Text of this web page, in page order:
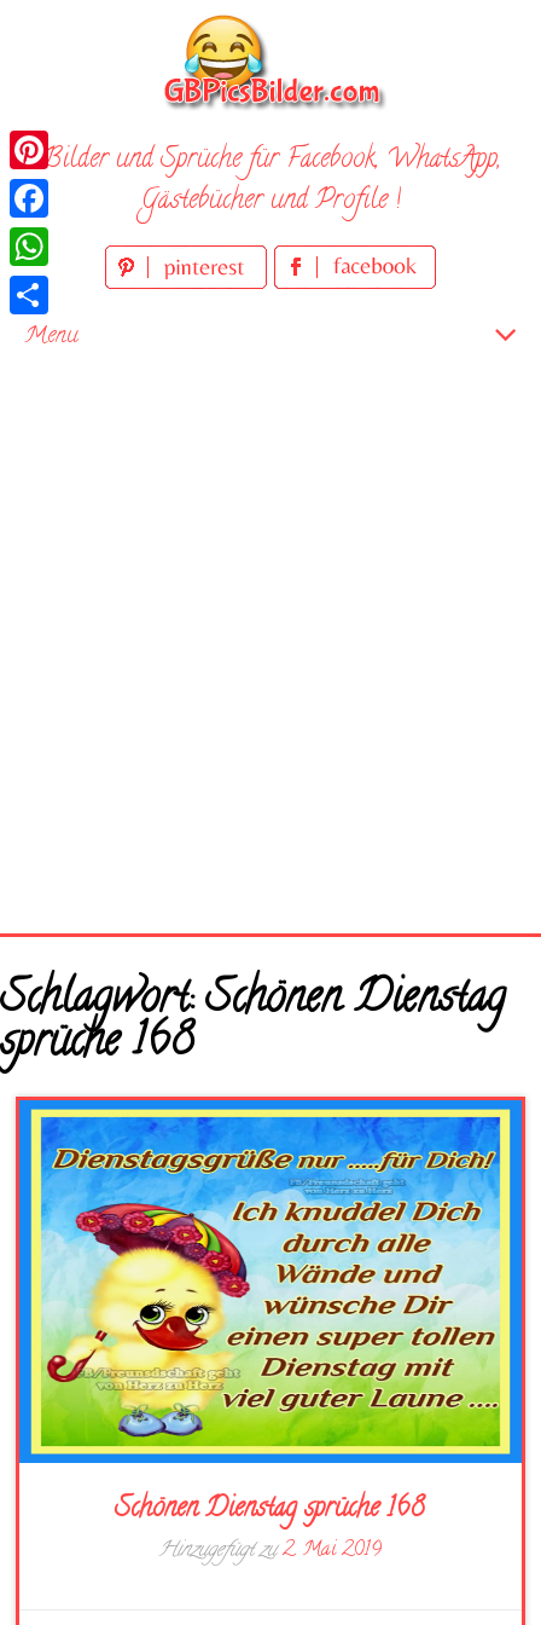
Bilder und Sprüche für Facebook, WhatsApp,
Gästebücher und Profile !
Menu
Startseite
Neue Bilder
Schlagwort:Schönen Dienstag
sprüche 168
Schönen Dienstag sprüche 168
Hinzugefügt zu2. Mai 2019
Pinterest
Facebook
WhatsApp
Teilen